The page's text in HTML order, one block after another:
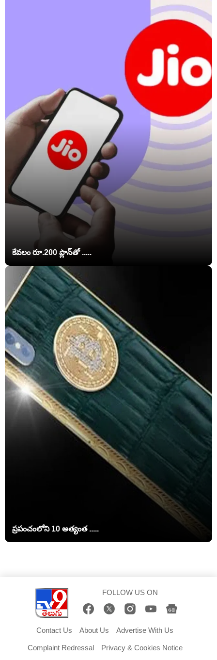
కేవలం రూ.200 ప్లాన్‌తో .....
ప్రపంచంలోని 10 అత్యంత .....
FOLLOW US ON
Contact Us About Us Advertise With Us
Complaint Redressal Privacy & Cookies Notice